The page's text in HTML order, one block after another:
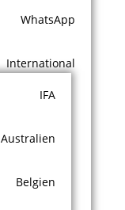
WhatsApp
International
IFA
Australien
Belgien